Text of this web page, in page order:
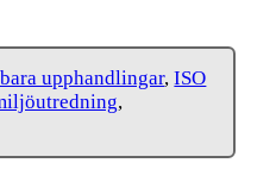
upphandlingar,ISO
,